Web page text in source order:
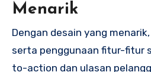
Menarik
Dengan desain yang
serta penggunaan fitur-fitur
to-action dan ulasan